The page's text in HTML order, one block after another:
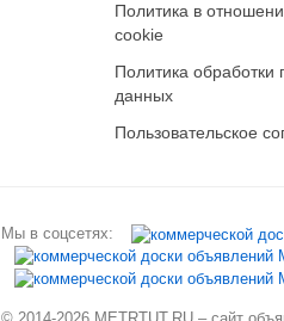
Политика в
cookie
Политика обработки
данных
Пользовательское
Мы в соцсетях: